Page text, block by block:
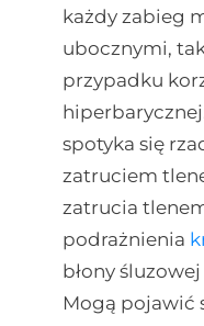
każdy zabieg
ubocznymi,
przypadku
spotyka się
zatruciem
zatrucia
podrażnienia
błony
Mogą pojawić